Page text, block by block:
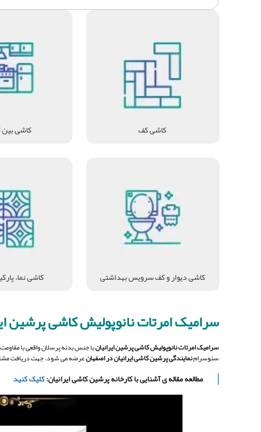
کاشی کف کاشی بین
کاشی دیوار و کف سرویس بهداشتی
کاشی نما،
سرامیک امرتات نانوپولیش کاشی پرشین
سرامیک امرتات نانوپولیش کاشی پرشین ایرانیان
سئوسرامنمایندگی پرشین کاشی ایرانیان در اصفهانعرضه می شود. جهت دریافت
مطالعه مقاله ی آشنایی با کارخانه پرشین کاشی ایرانیان:کلیک کنید